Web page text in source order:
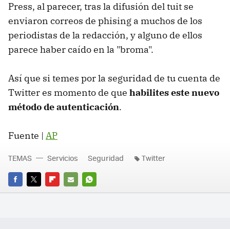
Press, al parecer, tras la difusión del tuit se
enviaron correos de phising a muchos de los
periodistas de la redacción, y alguno de ellos
parece haber caído en la "broma".
Así que si temes por la seguridad de tu cuenta de
Twitter es momento de que habilites este nuevo
método de autenticación.
Fuente | AP
FACEBOOK
TWITTERFLIPBOARD
E-
WHATSAPP
TEMAS Servicios Seguridad Twitter